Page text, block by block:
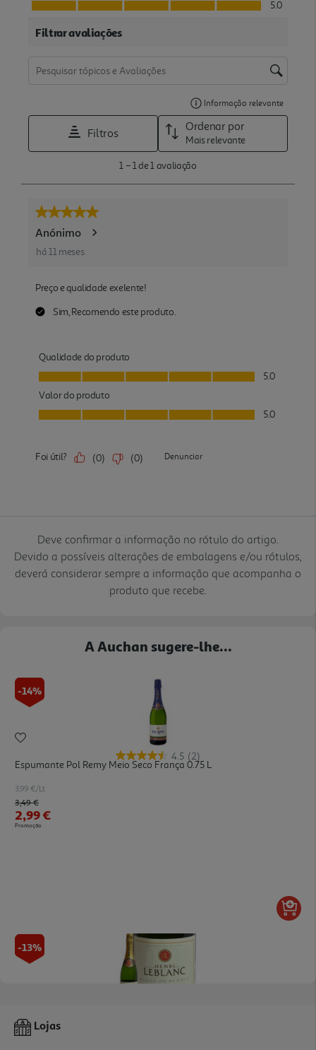
Deve confirmar a informação no rótulo do artigo.
Devido a possíveis alterações de embalagens e/ou rótulos,
deverá considerar sempre a informação que acompanha o
produto que recebe.
A Auchan sugere-lhe...
-14%
4.5 (2)
Espumante Pol Remy Meio Seco França 0.75 L
3.99 €/Lt
Price reduced from
3,49 €to
2,99 €
Promoção
-13%
Espumante Henri Leblanc Blanc De Blancs Bruto 0.75l
Lojas